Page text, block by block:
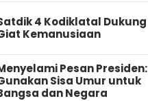
4 Kodiklatal Dukung
Kemanusiaan
Pesan Presiden:
Sisa Umur untuk
dan Negara